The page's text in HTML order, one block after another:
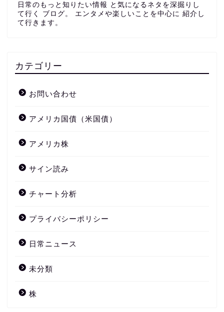
日常のもっと知りたい情報 と気になるネタを深掘りし
て行く ブログ。 エンタメや楽しいことを中心に 紹介し
て行きます。
カテゴリー
お問い合わせ
アメリカ国債（米国債）
アメリカ株
サイン読み
チャート分析
プライバシーポリシー
日常ニュース
未分類
株